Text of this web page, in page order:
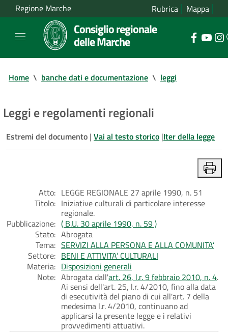
Regione Marche Rubrica Mappa
Consiglio regionale
delle Marche
Home \ banche dati e documentazione \ leggi
Leggi e regolamenti regionali
Estremi del documento | Vai al testo storico |Iter della legge
Atto: LEGGE REGIONALE 27 aprile 1990, n. 51
Titolo: Iniziative culturali di particolare interesse
regionale.
Pubblicazione: ( B.U. 30 aprile 1990, n. 59 )
Stato: Abrogata
Tema: SERVIZI ALLA PERSONA E ALLA COMUNITA’
Settore: BENI E ATTIVITA’ CULTURALI
Materia: Disposizioni generali
Note: Abrogata dall'art. 26, l.r. 9 febbraio 2010, n. 4.
Ai sensi dell'art. 25, l.r. 4/2010, fino alla data
di esecutività del piano di cui all'art. 7 della
medesima l.r. 4/2010, continuano ad
applicarsi la presente legge e i relativi
provvedimenti attuativi.